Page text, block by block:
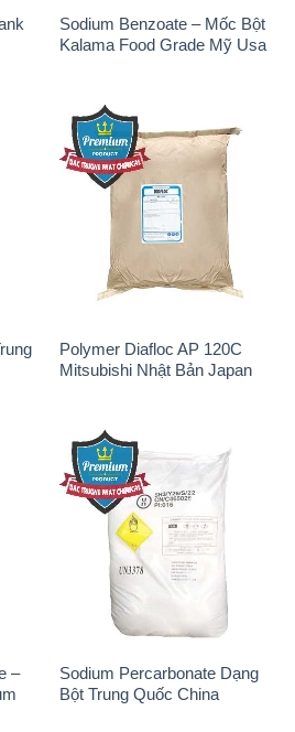
Sodium Benzoate – Mốc Bột
Kalama Food Grade Mỹ Usa
Polymer Diafloc AP 120C
Mitsubishi Nhật Bản Japan
–
Sodium Percarbonate Dạng
Bột Trung Quốc China